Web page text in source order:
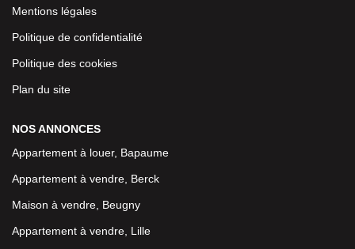
Mentions légales
Politique de confidentialité
Politique des cookies
Plan du site
NOS ANNONCES
Appartement à louer, Bapaume
Appartement à vendre, Berck
Maison à vendre, Beugny
Appartement à vendre, Lille